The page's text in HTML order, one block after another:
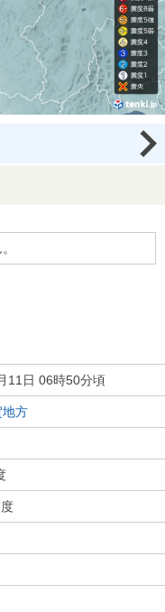
11日 06時50分頃
地方